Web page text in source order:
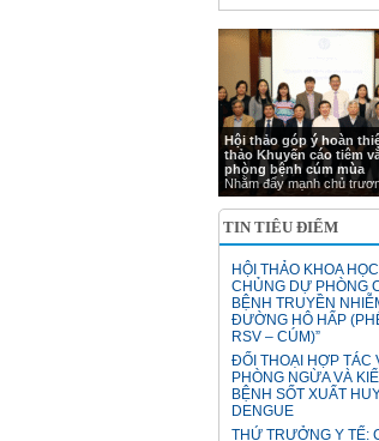
Hội thảo góp ý hoàn
thảo Khuyến cáo tiêm
phòng bệnh cúm mùa
Nhằm đẩy mạnh chủ
TIN TIÊU ĐIỂM
HỘI THẢO KHOA HỌC
CHỦNG DỰ PHÒNG
BỆNH TRUYỀN
ĐƯỜNG HÔ HẤP
RSV – CÚM)”
ĐỐI THOẠI HỢP TÁC
PHÒNG NGỪA VÀ
BỆNH SỐT XUẤT
DENGUE
THỨ TRƯỞNG Y TẾ: